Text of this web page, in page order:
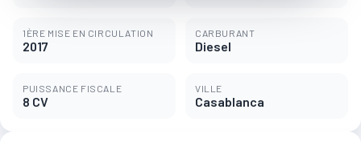
1ÈRE MISE EN CIRCULATION
2017
CARBURANT
Diesel
PUISSANCE FISCALE
8 CV
VILLE
Casablanca